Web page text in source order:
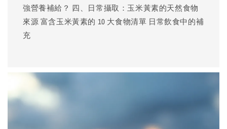
強營養補給？ 四、日常攝取：玉米黃素的天然食物
來源 富含玉米黃素的 10 大食物清單 日常飲食中的補
充